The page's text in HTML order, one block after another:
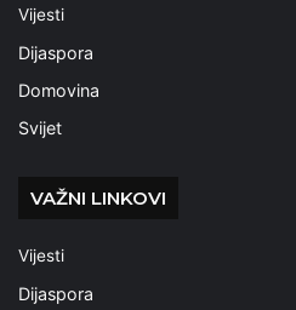
Vijesti
Dijaspora
Domovina
Svijet
VAŽNI LINKOVI
Vijesti
Dijaspora